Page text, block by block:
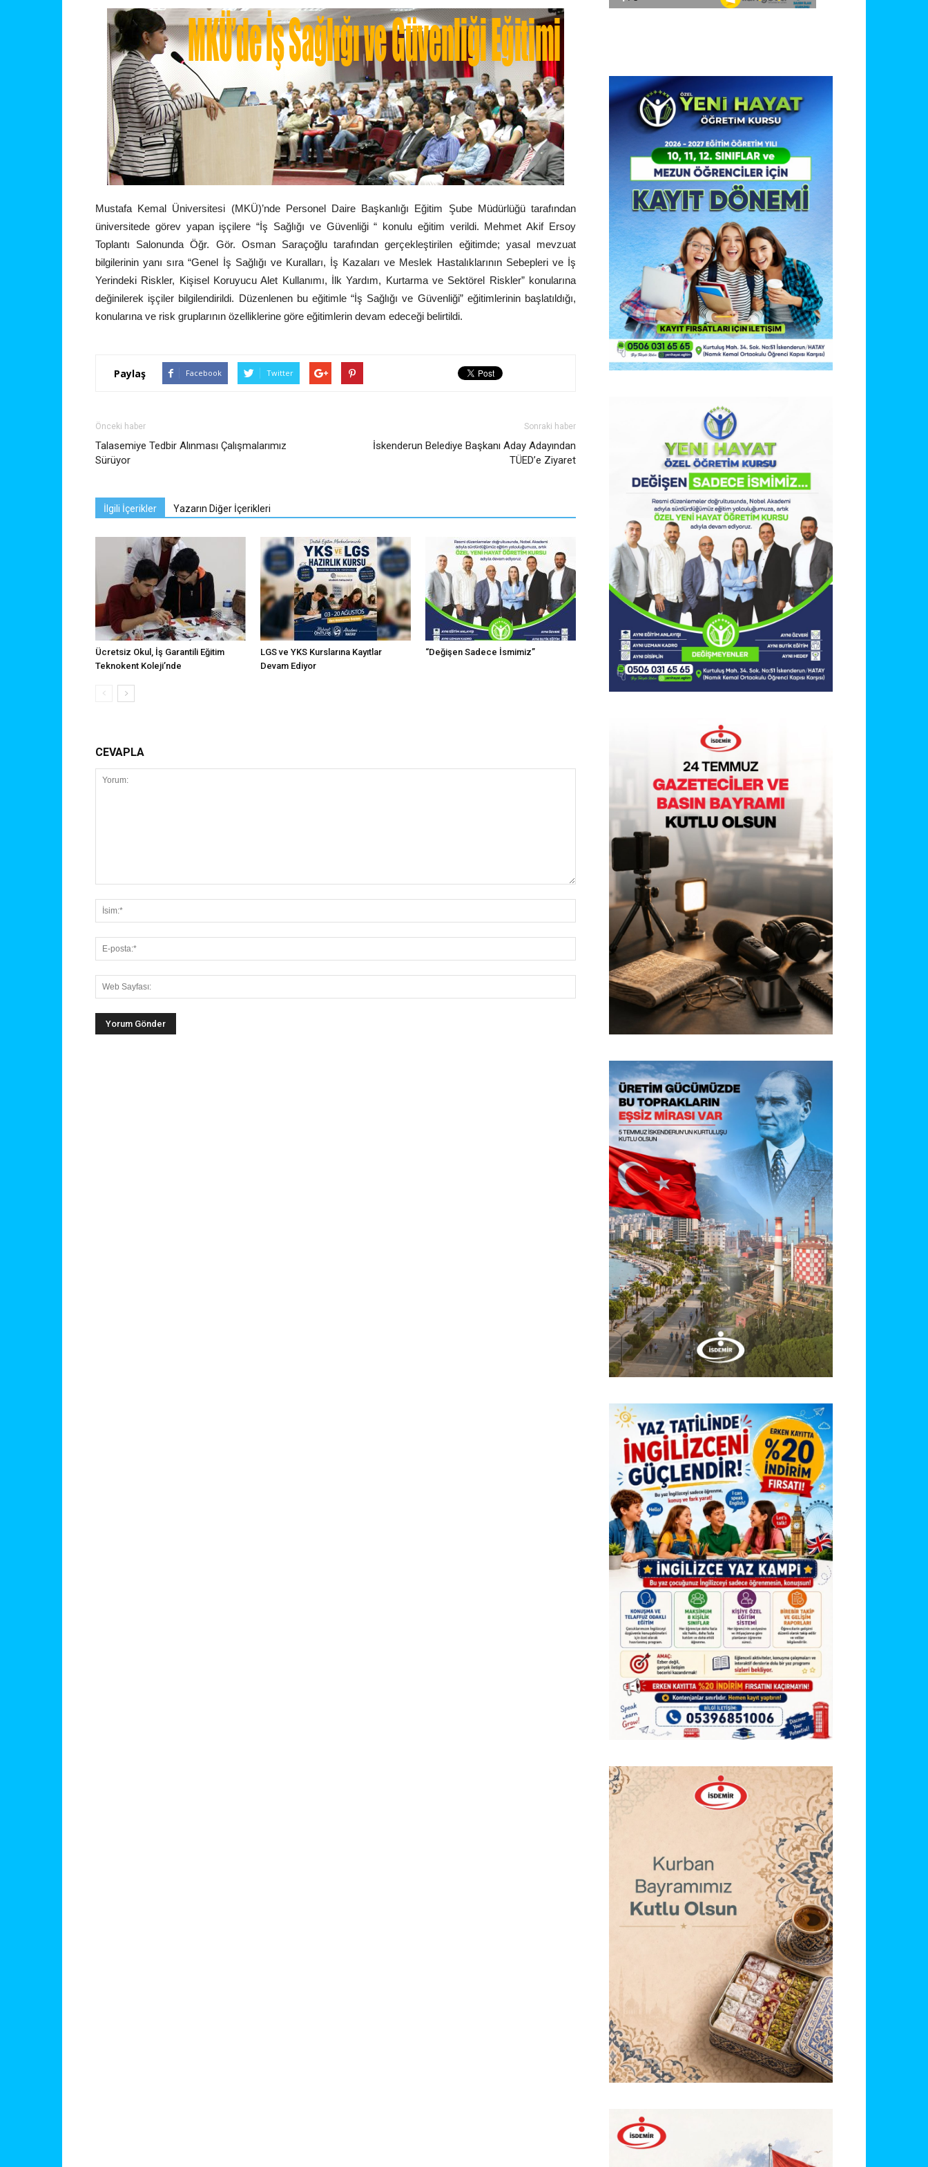
Mustafa Kemal Üniversitesi (MKÜ)’nde Personel Daire Başkanlığı Eğitim Şube Müdürlüğü tarafından
üniversitede görev yapan işçilere “İş Sağlığı ve Güvenliği “ konulu eğitim verildi. Mehmet Akif Ersoy
Toplantı Salonunda Öğr. Gör. Osman Saraçoğlu tarafından gerçekleştirilen eğitimde; yasal mevzuat
bilgilerinin yanı sıra “Genel İş Sağlığı ve Kuralları, İş Kazaları ve Meslek Hastalıklarının Sebepleri ve İş
Yerindeki Riskler, Kişisel Koruyucu Alet Kullanımı, İlk Yardım, Kurtarma ve Sektörel Riskler” konularına
değinilerek işçiler bilgilendirildi. Düzenlenen bu eğitimle “İş Sağlığı ve Güvenliği” eğitimlerinin başlatıldığı,
konularına ve risk gruplarının özelliklerine göre eğitimlerin devam edeceği belirtildi.
Paylaş Facebook Twitter
Önceki haber
Talasemiye Tedbir Alınması Çalışmalarımız
Sürüyor
Sonraki haber
İskenderun Belediye Başkanı Aday Adayından
TÜED’e Ziyaret
İlgili İçerikler Yazarın Diğer İçerikleri
Ücretsiz Okul, İş Garantili Eğitim
Teknokent Koleji’nde
LGS ve YKS Kurslarına Kayıtlar
Devam Ediyor
“Değişen Sadece İsmimiz”
CEVAPLA